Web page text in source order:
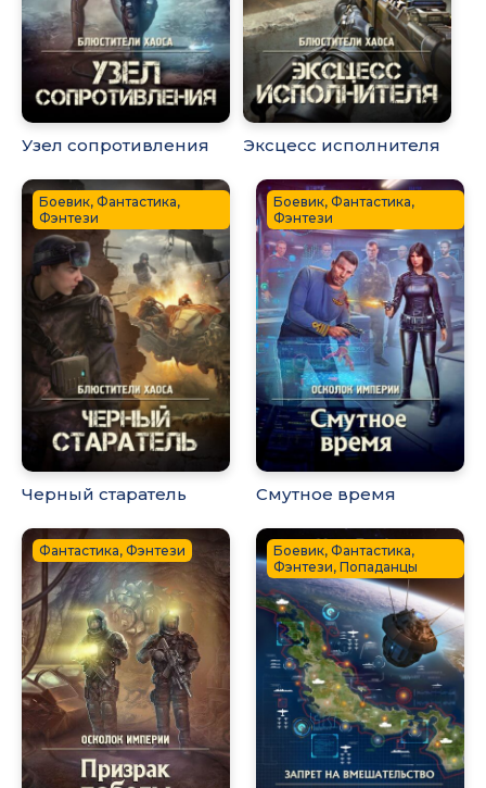
Узел сопротивления Эксцесс исполнителя
Боевик, Фантастика,
Фэнтези
Черный старатель
Боевик, Фантастика,
Фэнтези
Смутное время
Фантастика, Фэнтези
Боевик, Фантастика,
Фэнтези, Попаданцы